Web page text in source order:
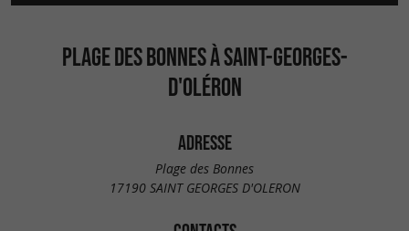
PLAGE DES BONNES À SAINT-GEORGES-
D'OLÉRON
ADRESSE
Plage des Bonnes
17190 SAINT GEORGES D'OLERON